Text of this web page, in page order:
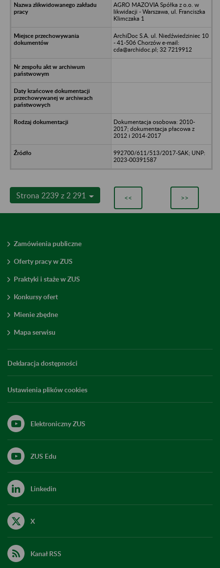
AGRO MAZOVIA Spółka z o.o. w
likwidacji - Warszawa, ul. Franciszka
Klimczaka 1
ArchiDoc S.A. ul. Niedźwiedziniec 10
- 41-506 Chorzów e-mail:
cda@archidoc.pl; 32 7219912
Dokumentacja osobowa: 2010-
2017; dokumentacja płacowa z
2012 i 2014-2017
992700/611/513/2017-SAK; UNP:
2023-00391587
Strona 2239 z 2 291 << >>
Zamówienia publiczne
Oferty pracy w ZUS
Praktyki i staże w ZUS
Konkursy ofert
Mienie zbędne
Mapa serwisu
Deklaracja dostępności
Ustawienia plików cookies
Elektroniczny ZUS
ZUS Edu
Linkedin
X
Kanał RSS